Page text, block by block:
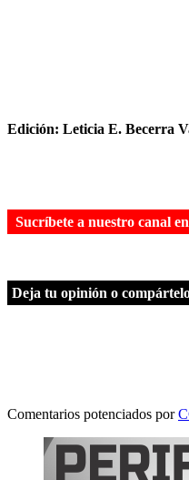
Edición: Leticia E. Becerra
Sucríbete a nuestro canal
Deja tu opinión o
Comentarios potenciados por